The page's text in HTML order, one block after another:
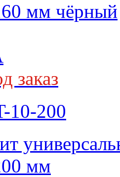
мм чёрный
заказ
10-200
мм